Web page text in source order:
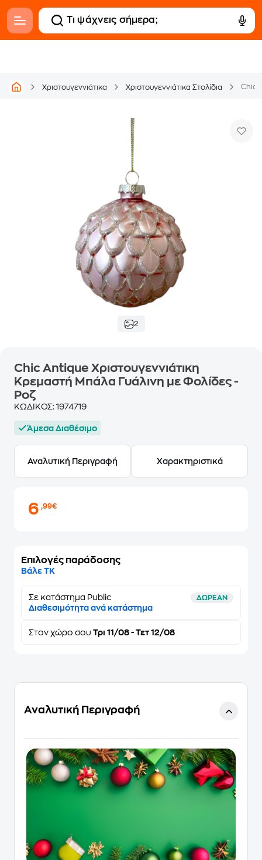
Χριστουγεννιάτικα Χριστουγεννιάτικα Στολίδια
2
Chic Antique Χριστουγεννιάτικη
Κρεμαστή Μπάλα Γυάλινη με Φολίδες -
Ροζ
ΚΩΔΙΚΟΣ: 1974719
Άμεσα Διαθέσιμο
Αναλυτική Περιγραφή Χαρακτηριστικά
6,99€
Επιλογές παράδοσης
Βάλε ΤΚ
Σε κατάστημα Public ΔΩΡΕΑΝ
Διαθεσιμότητα ανά κατάστημα
Στον χώρο σου Τρι 11/08 - Τετ 12/08
Αναλυτική Περιγραφή